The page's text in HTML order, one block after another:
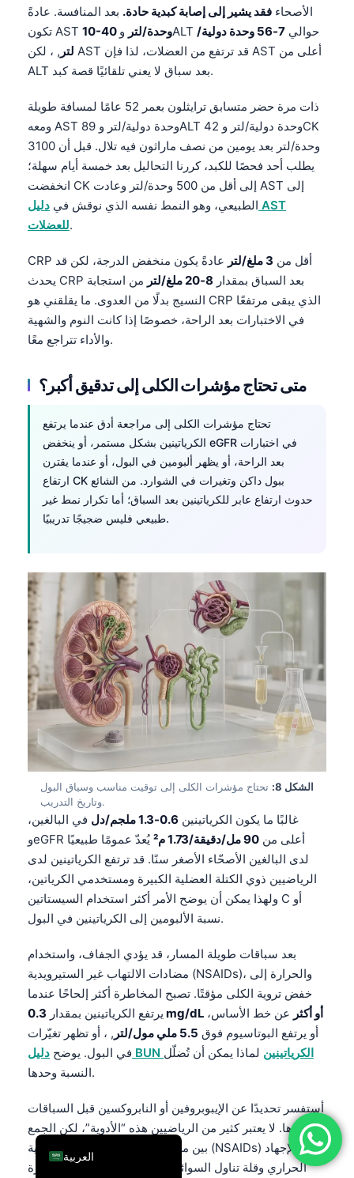
الأصحاء فقد يشير إلى إصابة كبدية حادة. بعد المنافسة. عادةً
تكون AST
10-40 وحدة/لتر وALT حوالي
7-56 وحدة دولية/
لتر , ، لكن AST قد ترتفع من العضلات، لذا فإن AST أعلى من
ALT بعد سباق لا يعني تلقائيًا قصة كبد.
ذات مرة حضر متسابق ترايثلون بعمر 52 عامًا لمسافة طويلة
ومعه AST 89 وحدة دولية/لتر وALT 42 وحدة دولية/لتر وCK
3100 وحدة/لتر بعد يومين من نصف ماراثون فيه تلال. قبل أن
يطلب أحد فحصًا للكبد، كررنا التحاليل بعد خمسة أيام سهلة؛
انخفضت CK إلى أقل من 500 وحدة/لتر وعادت AST إلى
الطبيعي، وهو النمط نفسه الذي نوقش في دليل AST
للعضلات.
CRP أقل من 3 ملغ/لتر
عادةً يكون منخفض الدرجة، لكن قد
يحدث CRP بعد السباق بمقدار 8-20 ملغ/لتر
من استجابة
النسيج بدلًا من العدوى. ما يقلقني هو CRP الذي يبقى مرتفعًا
في الاختبارات بعد الراحة، خصوصًا إذا كانت النوم والشهية
والأداء تتراجع معًا.
متى تحتاج مؤشرات الكلى إلى تدقيق أكبر؟
تحتاج مؤشرات الكلى إلى مراجعة أدق عندما يرتفع
الكرياتينين بشكل مستمر، أو ينخفض eGFR في اختبارات
بعد الراحة، أو يظهر ألبومين في البول، أو عندما يقترن
ارتفاع CK ببول داكن وتغيرات في الشوارد. من الشائع
حدوث ارتفاع عابر للكرياتينين بعد السباق؛ أما تكرار نمط غير
طبيعي فليس ضجيجًا تدريبيًا.
الشكل 8:
تحتاج مؤشرات الكلى إلى توقيت مناسب وسياق البول
وتاريخ التدريب.
غالبًا ما يكون الكرياتينين 0.6-1.3 ملجم/دل
في البالغين،
وeGFR أعلى من 90 مل/دقيقة/1.73 م²
يُعدّ عمومًا طبيعيًا
لدى البالغين الأصحّاء الأصغر سنًا. قد ترتفع الكرياتينين لدى
الرياضيين ذوي الكتلة العضلية الكبيرة ومستخدمي الكرياتين،
ولهذا يمكن أن يوضح الأمر أكثر استخدام السيستاتين C أو
نسبة الألبومين إلى الكرياتينين في البول.
بعد سباقات طويلة المسار، قد يؤدي الجفاف، واستخدام
مضادات الالتهاب غير الستيرويدية (NSAIDs)، والحرارة إلى
خفض تروية الكلى مؤقتًا. تصبح المخاطرة أكثر إلحاحًا عندما
يرتفع الكرياتينين بمقدار
0.3 mg/dL أو أكثر عن خط الأساس،
أو يرتفع البوتاسيوم فوق 5.5 ملي مول/لتر
, ، أو تظهر تغيّرات
في البول. يوضح
دليل BUN الكرياتينين لماذا يمكن أن تُضلّل
النسبة وحدها.
أستفسر تحديدًا عن الإيبوبروفين أو النابروكسين قبل السباقات
وأثناءها. لا يعتبر كثير من الرياضيين هذه “الأدوية”، لكن الجمع
بين مضادات الالتهاب غير الستيرويدية (NSAIDs) والإجهاد
الحراري وقلة تناول السوائل قد يخلق عاصفة كلوية صغيرة
العربية
English
Deutsch
Français
עִבְרִית
Italiano
Español
Português
Ελληνικά
Türkçe
Română
简体中文
فارسی
Български
Dansk
Nederlands
Bahasa Indonesia
Հայերեն
Íslenska
Српски језик
Svenska
Bosanski
日本語
Čeština
ქართული
Русский
Lietuvių kalba
Polski
한국어
Slovenščina
Magyar
Shqip
اردو
मराठी
తెలుగు
தமிழ்
ગુજરાતી
മലയാളം
Bahasa Melayu
Tiếng Việt